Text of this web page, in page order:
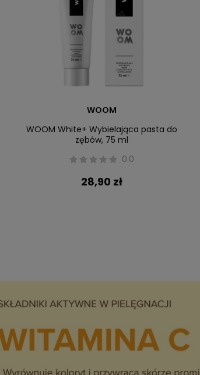
WOOM
WOOM White+ Wybielająca pasta do
zębów, 75 ml
0.0
28,90 zł